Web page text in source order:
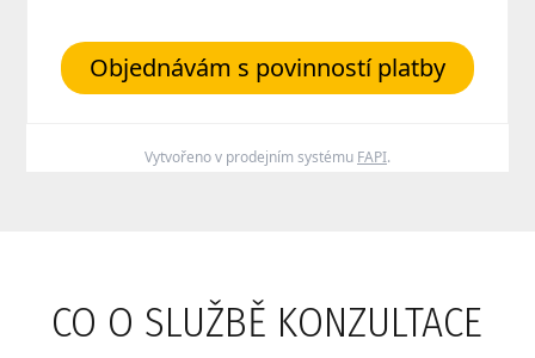
Objednávám s povinností platby
Vytvořeno v prodejním systému FAPI.
CO O SLUŽBĚ KONZULTACE